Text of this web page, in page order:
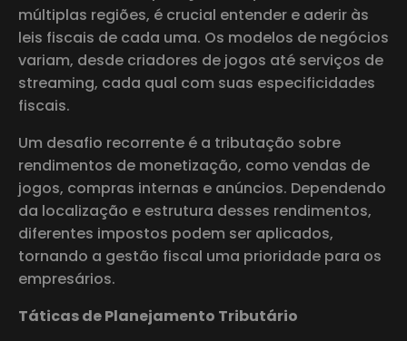
múltiplas regiões, é crucial entender e aderir às
leis fiscais de cada uma. Os modelos de negócios
variam, desde criadores de jogos até serviços de
streaming, cada qual com suas especificidades
fiscais.
Um desafio recorrente é a tributação sobre
rendimentos de monetização, como vendas de
jogos, compras internas e anúncios. Dependendo
da localização e estrutura desses rendimentos,
diferentes impostos podem ser aplicados,
tornando a gestão fiscal uma prioridade para os
empresários.
Táticas de Planejamento Tributário